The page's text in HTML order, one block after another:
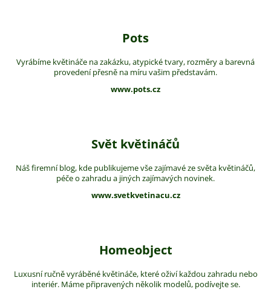
Pots
Vyrábíme květináče na zakázku, atypické tvary, rozměry a barevná
provedení přesně na míru vašim představám.
www.pots.cz
Svět květináčů
Náš firemní blog, kde publikujeme vše zajímavé ze světa květináčů,
péče o zahradu a jiných zajímavých novinek.
www.svetkvetinacu.cz
Homeobject
Luxusní ručně vyráběné květináče, které oživí každou zahradu nebo
interiér. Máme připravených několik modelů, podívejte se.